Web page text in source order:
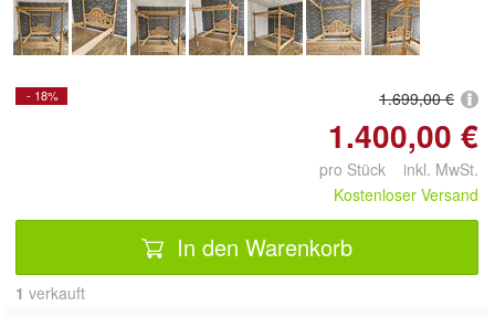
- 18% 1.699,00 €
1.400,00 €
pro Stück inkl. MwSt.
Kostenloser Versand
In den Warenkorb
1 verkauft